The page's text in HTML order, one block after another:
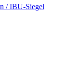
/ IBU-Siegel